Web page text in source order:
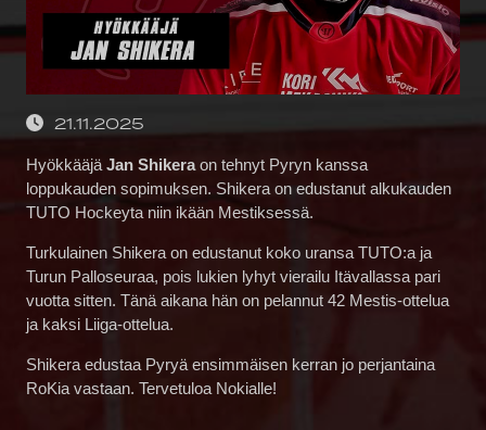
21.11.2025
Hyökkääjä Jan Shikeraon tehnyt Pyryn kanssa
loppukauden sopimuksen. Shikera on edustanut alkukauden
TUTO Hockeyta niin ikään Mestiksessä.
Turkulainen Shikera on edustanut koko uransa TUTO:a ja
Turun Palloseuraa, pois lukien lyhyt vierailu Itävallassa pari
vuotta sitten. Tänä aikana hän on pelannut 42 Mestis-ottelua
ja kaksi Liiga-ottelua.
Shikera edustaa Pyryä ensimmäisen kerran jo perjantaina
RoKia vastaan. Tervetuloa Nokialle!